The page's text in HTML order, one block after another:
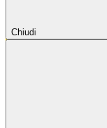
Chiudi